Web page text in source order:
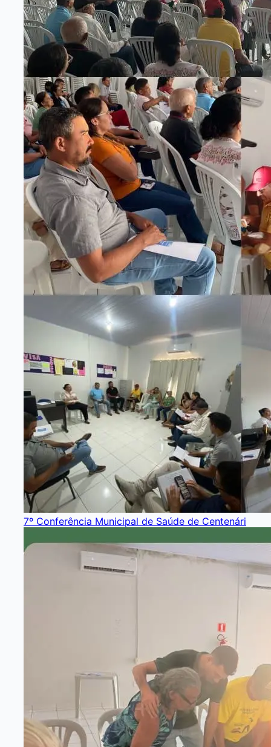
7º Conferência Municipal de Saúde de Centenári